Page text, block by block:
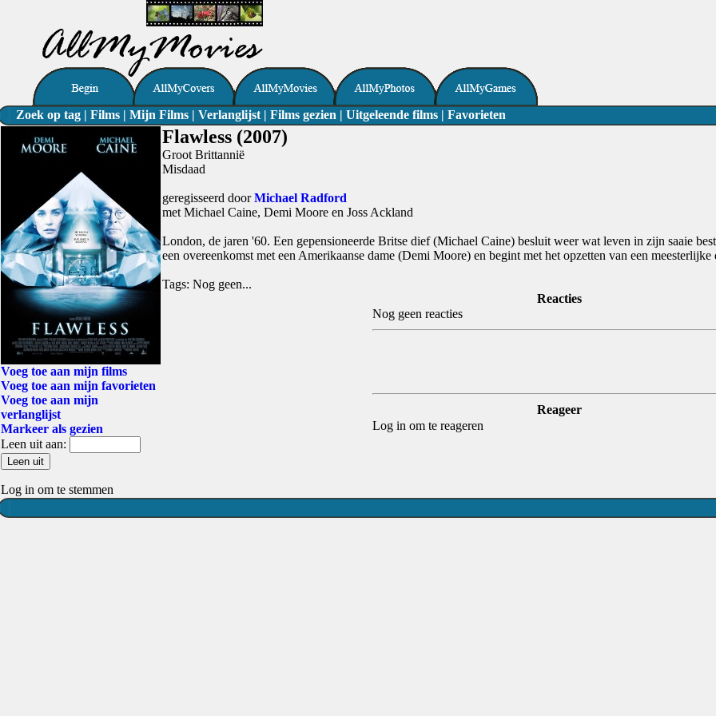
Zoek op tag | Films | Mijn Films | Verlanglijst | Films gezien | Uitgeleende films | Favorieten
Voeg toe aan mijn films
Voeg toe aan mijn favorieten
Voeg toe aan mijn
verlanglijst
Markeer als gezien
Leen uit aan:
Log in om te stemmen
Flawless (2007)
Groot Brittannië
Misdaad
geregisseerd doorMichael Radford
met Michael Caine, Demi Moore en Joss Ackland
London, de jaren '60. Een gepensioneerde Britse dief (Michael Caine) besluit weer wat leven in zijn saaie
een overeenkomst met een Amerikaanse dame (Demi Moore) en begint met het opzetten van een meesterlijke
Tags: Nog geen...
Reacties
Nog geen reacties
Reageer
Log in om te reageren